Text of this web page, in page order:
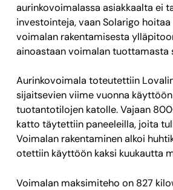
aurinkovoimalassa asiakkaalta ei
investointeja, vaan Solarigo hoitaa
voimalan rakentamisesta
ainoastaan voimalan tuottamasta
Aurinkovoimala toteutettiin
sijaitsevien viime vuonna
tuotantotilojen katolle. Vajaan
katto täytettiin paneeleilla, joita
Voimalan rakentaminen alkoi
otettiin käyttöön kaksi kuukautta
Voimalan maksimiteho on 827